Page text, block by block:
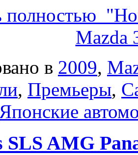
полностью
Mazda
в 2009,
, Премьеры,
Японские
SLS AMG